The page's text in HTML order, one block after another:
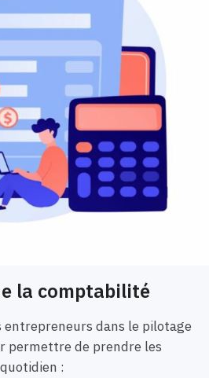
la comptabilité
entrepreneurs dans le pilotage
permettre de prendre les
: